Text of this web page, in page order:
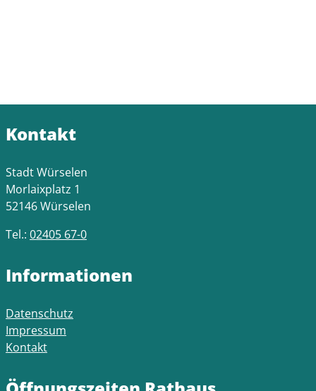
Kontakt
Stadt Würselen
Morlaixplatz 1
52146 Würselen
Tel.: 02405 67-0
Informationen
Datenschutz
Impressum
Kontakt